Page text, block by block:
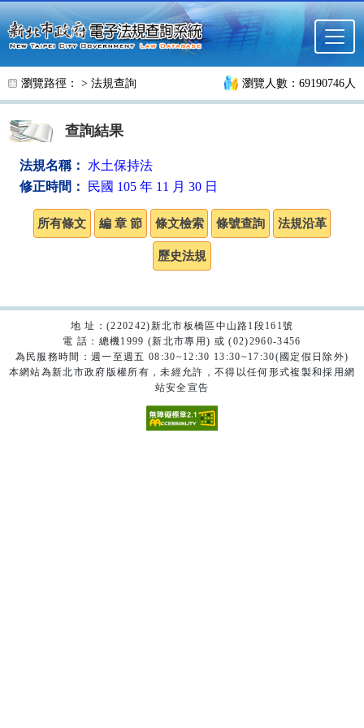
跳至主要內容
瀏覽路徑： > 法規查詢 瀏覽人數：69190746人
查詢結果
法規名稱：
水土保持法
修正時間：
民國 105 年 11 月 30 日
地 址：(220242)新北市板橋區中山路1段161號
電 話：總機1999 (新北市專用) 或 (02)2960-3456
為民服務時間：週一至週五 08:30~12:30 13:30~17:30(國定假日除外)
本網站為新北市政府版權所有，未經允許，不得以任何形式複製和採用網
站安全宣告